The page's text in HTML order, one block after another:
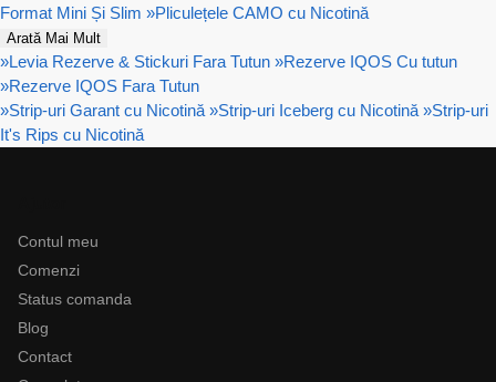
Format Mini Și Slim »Pliculețele CAMO cu Nicotină
Arată Mai Mult
»Levia Rezerve & Stickuri Fara Tutun »Rezerve IQOS Cu tutun
»Rezerve IQOS Fara Tutun
»Strip-uri Garant cu Nicotină »Strip-uri Iceberg cu Nicotină »Strip-uri
It's Rips cu Nicotină
Contul meu
Comenzi
Status comanda
Blog
Contact